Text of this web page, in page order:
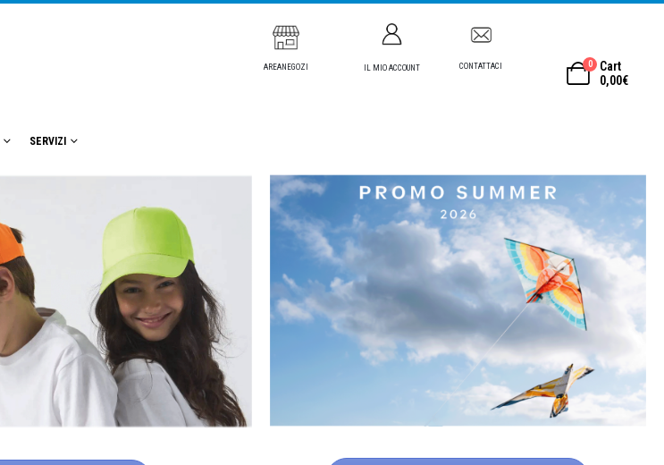
AREANEGOZI IL MIO ACCOUNT CONTATTACI 0
Cart
0,00€
SERVIZI